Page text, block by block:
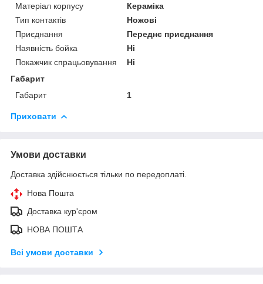
Матеріал корпусу
Кераміка
Тип контактів
Ножові
Приєднання
Переднє приєднання
Наявність бойка
Ні
Покажчик спрацьовування
Ні
Габарит
Габарит
1
Приховати
Умови доставки
Доставка здійснюється тільки по передоплаті.
Нова Пошта
Доставка кур'єром
НОВА ПОШТА
Всі умови доставки